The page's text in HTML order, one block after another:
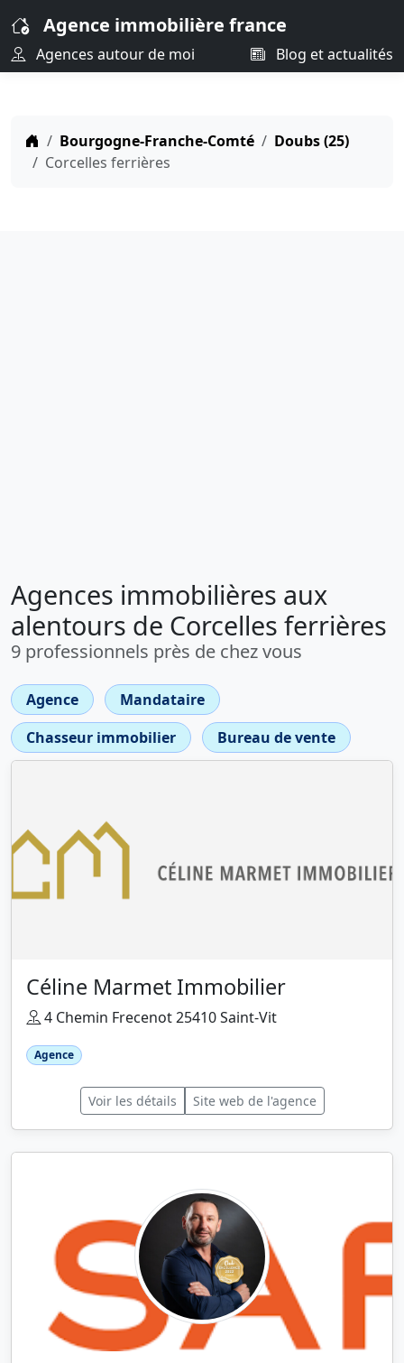
Agence immobilière france
Agences autour de moi Blog et actualités
Bourgogne-Franche-Comté
Doubs (25)
Corcelles ferrières
Agences immobilières aux
alentours de Corcelles ferrières
9 professionnels près de chez vous
Agence
Mandataire
Chasseur immobilier
Bureau de vente
Céline Marmet Immobilier
4 Chemin Frecenot 25410 Saint-Vit
Agence
Voir les détails Site web de l'agence